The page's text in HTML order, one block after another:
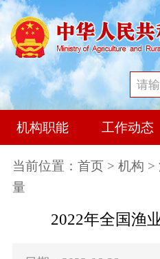
机构职能 工作动态
当前位置： 首页 > 机构 >
量
2022年全国渔